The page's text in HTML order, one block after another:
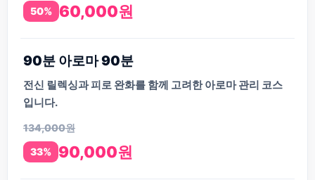
50% 60,000원
90분 아로마 90분
전신 릴렉싱과 피로 완화를 함께 고려한 아로마 관리 코스
입니다.
134,000원
33%
90,000원